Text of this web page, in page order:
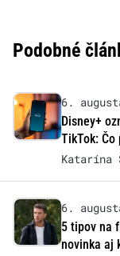
Podobné
6.
Disney+
TikTok: Čo
Katarína
6.
5 tipov na
novinka aj